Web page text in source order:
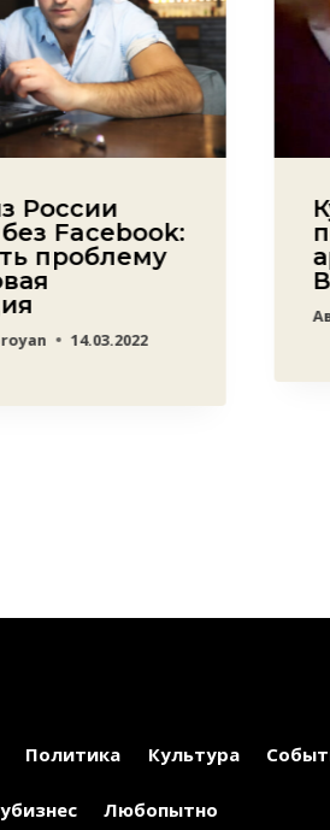
России
Facebook:
проблему
14.03.2022
Политика Культура
Любопытно